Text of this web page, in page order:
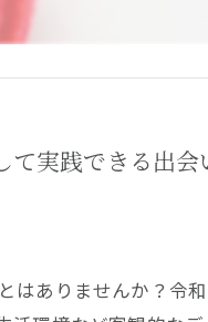
て実践できる出会
はありませんか？令